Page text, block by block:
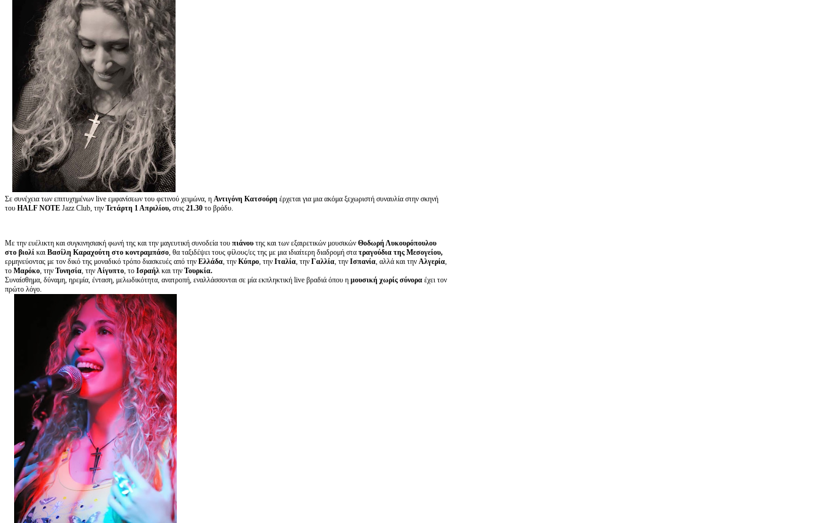
Σε συνέχεια των επιτυχημένων live εμφανίσεων του φετινού χειμώνα, η Αντιγόνη Κατσούρη έρχεται για μια ακόμα ξεχωριστή συναυλία στην σκηνή
του HALF NOTE Jazz Club, την Τετάρτη 1 Απριλίου, στις 21.30 το βράδυ.
Με την ευέλικτη και συγκινησιακή φωνή της και την μαγευτική συνοδεία του πιάνου της και των εξαιρετικών μουσικών Θοδωρή Λυκουρόπουλου
στο βιολί και Βασίλη Καραχούτη στο κοντραμπάσο, θα ταξιδέψει τους φίλους/ες της με μια ιδιαίτερη διαδρομή στα τραγούδια της Μεσογείου,
ερμηνεύοντας με τον δικό της μοναδικό τρόπο διασκευές από την Ελλάδα, την Κύπρο, την Ιταλία, την Γαλλία, την Ισπανία, αλλά και την Αλγερία,
το Μαρόκο, την Τυνησία, την Αίγυπτο, το Ισραήλ και την Τουρκία.
Συναίσθημα, δύναμη, ηρεμία, ένταση, μελωδικότητα, ανατροπή, εναλλάσσονται σε μία εκπληκτική live βραδιά όπου η μουσική χωρίς σύνορα έχει τον
πρώτο λόγο.